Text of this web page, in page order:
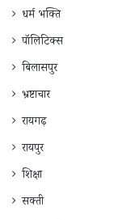
धर्म भक्ति
पॉलिटिक्स
बिलासपुर
भ्रष्टाचार
रायगढ़
रायपुर
शिक्षा
सक्ती